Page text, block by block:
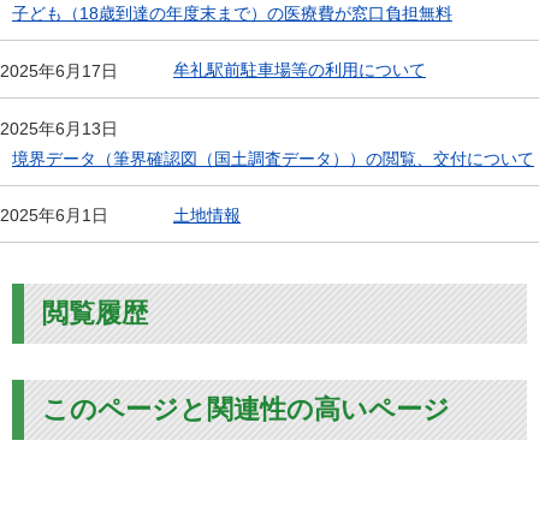
子ども（18歳到達の年度末まで）の医療費が窓口負担無料
2025年6月17日 牟礼駅前駐車場等の利用について
2025年6月13日
境界データ（筆界確認図（国土調査データ））の閲覧、交付について
2025年6月1日 土地情報
閲覧履歴
このページと関連性の高いページ